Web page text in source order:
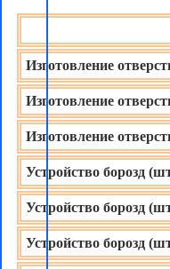
Изготовление
Изготовление
Изготовление
Устройство борозд
Устройство борозд
Устройство борозд